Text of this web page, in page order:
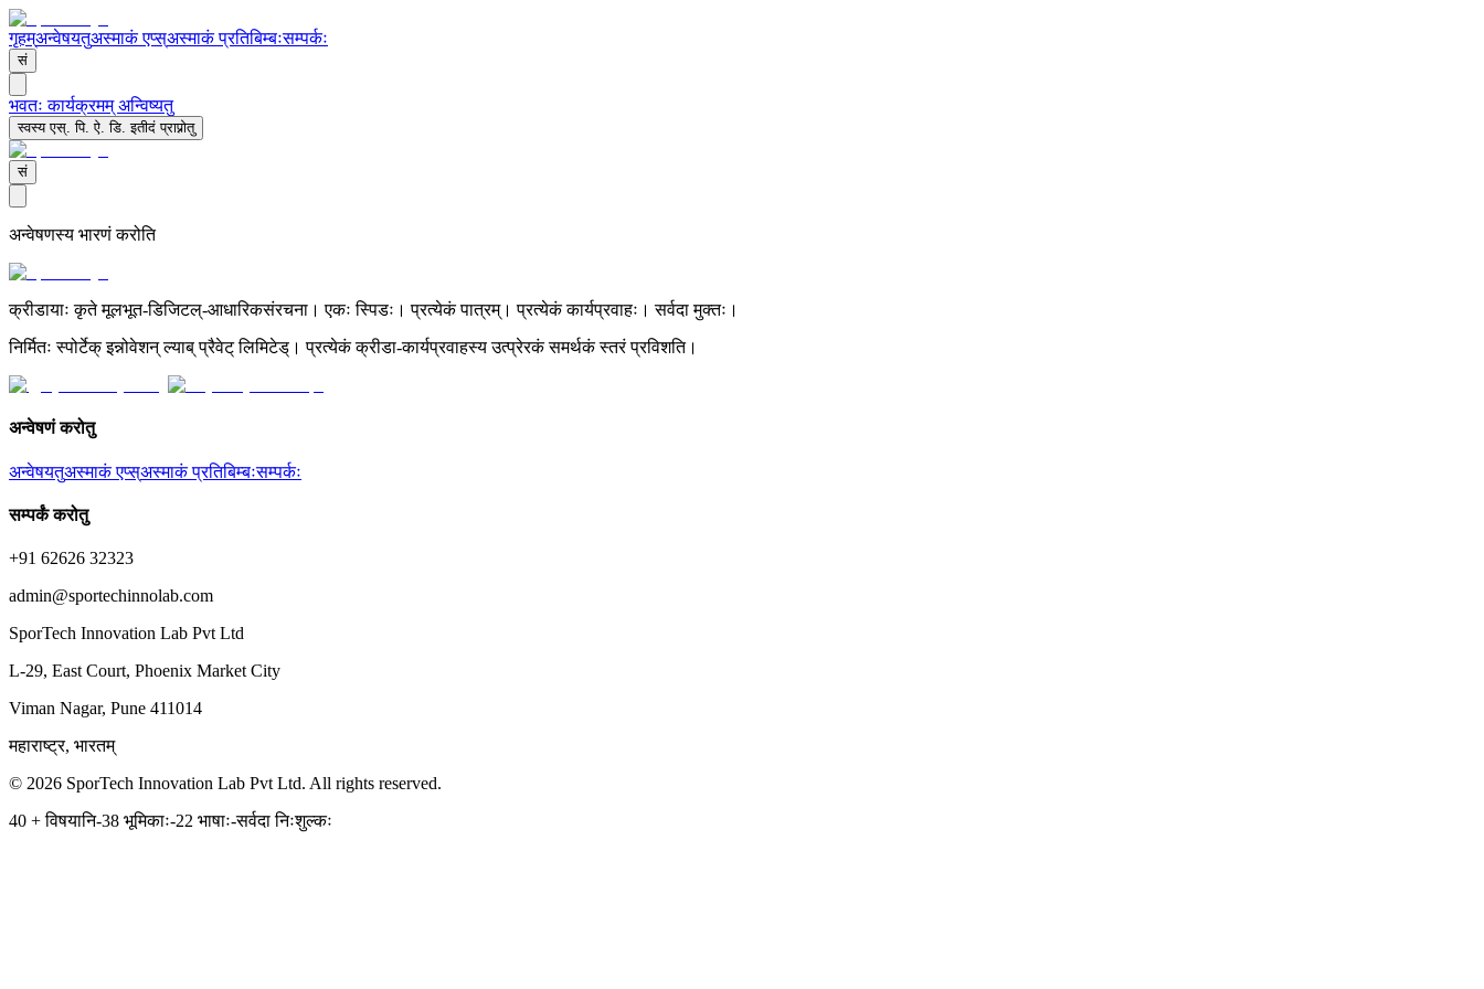
गृहम्अन्वेषयतुअस्माकं एप्स्अस्माकं प्रतिबिम्बःसम्पर्कः
सं
भवतः कार्यक्रमम् अन्विष्यतु
स्वस्य एस्. पि. ऐ. डि. इतीदं प्राप्नोतु
सं
अन्वेषणस्य भारणं करोति
क्रीडायाः कृते मूलभूत-डिजिटल्-आधारिकसंरचना। एकः स्पिडः। प्रत्येकं पात्रम्। प्रत्येकं कार्यप्रवाहः। सर्वदा मुक्तः।
निर्मितः स्पोर्टेक् इन्नोवेशन् ल्याब् प्रैवेट् लिमिटेड्। प्रत्येकं क्रीडा-कार्यप्रवाहस्य उत्प्रेरकं समर्थकं स्तरं प्रविशति।
अन्वेषणं करोतु
अन्वेषयतुअस्माकं एप्स्अस्माकं प्रतिबिम्बःसम्पर्कः
सम्पर्कं करोतु
+91 62626 32323
admin@sportechinnolab.com
SporTech Innovation Lab Pvt Ltd
L-29, East Court, Phoenix Market City
Viman Nagar, Pune 411014
महाराष्ट्र, भारतम्
© 2026 SporTech Innovation Lab Pvt Ltd. All rights reserved.
40 + विषयानि-38 भूमिकाः-22 भाषाः-सर्वदा निःशुल्कः